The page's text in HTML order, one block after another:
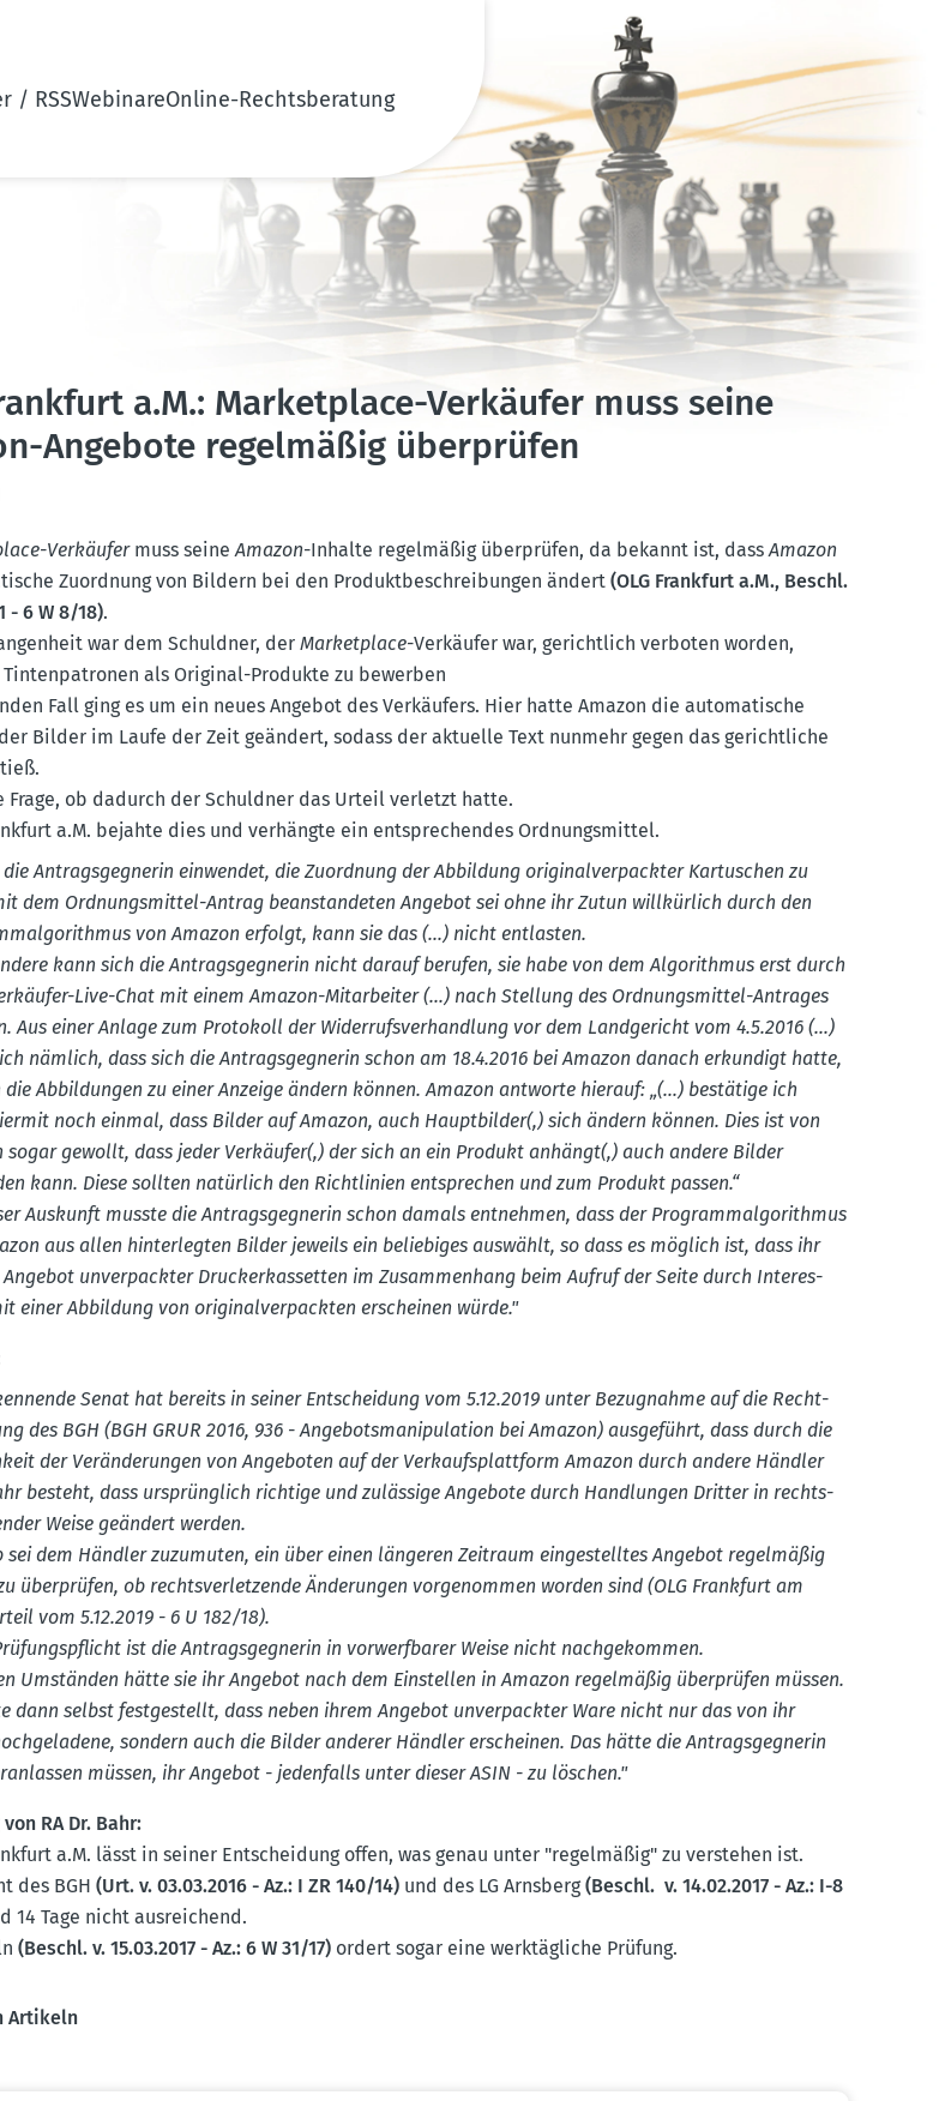
/ RSSWebinareOnline-Rechtsberatung
a.M.: Market­place-Verkäufer muss seine
Angebote regel­mäßig überprüfen
Verkäufermuss seineAmazon-Inhalte regel­mäßig überprüfen, da bekannt ist, dassAmazon
Zuordnung von Bildern bei den Produkt­be­schrei­bungen ändert(OLG Frankfurt a.M., Beschl.
- 6 W 8/18).
war dem Schuldner, derMarket­place-Verkäufer war, gerichtlich verboten worden,
als Original-Produkte zu bewerben
Fall ging es um ein neues Angebot des Verkäufers. Hier hatte Amazon die automa­tische
Bilder im Laufe der Zeit geändert, sodass der aktuelle Text nunmehr gegen das gericht­liche
Frage, ob dadurch der Schuldner das Urteil verletzt hatte.
a.M. bejahte dies und verhängte ein entspre­chendes Ordnungs­mittel.
die Antrags­geg­nerin einwendet, die Zuordnung der Abbildung origi­nal­ver­packter Kartu­schen zu
dem Ordnungs­mittel-Antrag beanstan­deten Angebot sei ohne ihr Zutun willkürlich durch den
von Amazon erfolgt, kann sie das (...) nicht entlasten.
kann sich die Antrags­geg­nerin nicht darauf berufen, sie habe von dem Algorithmus erst durch
Live-Chat mit einem Amazon-Mitar­beiter (...) nach Stellung des Ordnungs­mittel-Antrages
Aus einer Anlage zum Protokoll der Wider­rufs­ver­handlung vor dem Landge­richt vom 4.5.2016 (...)
nämlich, dass sich die Antrags­geg­nerin schon am 18.4.2016 bei Amazon danach erkundigt hatte,
die Abbil­dungen zu einer Anzeige ändern können. Amazon antworte hierauf: „(...) bestätige ich
noch einmal, dass Bilder auf Amazon, auch Haupt­bilder(,) sich ändern können. Dies ist von
sogar gewollt, dass jeder Verkäufer(,) der sich an ein Produkt anhängt(,) auch andere Bilder
kann. Diese sollten natürlich den Richt­linien entsprechen und zum Produkt passen.“
Auskunft musste die Antrags­geg­nerin schon damals entnehmen, dass der Program­m­al­go­rithmus
aus allen hinter­legten Bilder jeweils ein belie­biges auswählt, so dass es möglich ist, dass ihr
Angebot unver­packter Drucker­kas­setten im Zusam­menhang beim Aufruf der Seite durch Inter­es­
einer Abbildung von origi­nal­ver­packten erscheinen würde."
Senat hat bereits in seiner Entscheidung vom 5.12.2019 unter Bezug­nahme auf die Recht­
des BGH (BGH GRUR 2016, 936 - Angebots­ma­ni­pu­lation bei Amazon) ausge­führt, dass durch die
der Verän­de­rungen von Angeboten auf der Verkaufs­plattform Amazon durch andere Händler
besteht, dass ursprünglich richtige und zulässige Angebote durch Handlungen Dritter in rechts­
Weise geändert werden.
sei dem Händler zuzumuten, ein über einen längeren Zeitraum einge­stelltes Angebot regel­mäßig
überprüfen, ob rechts­ver­let­zende Änderungen vorge­nommen worden sind (OLG Frankfurt am
vom 5.12.2019 - 6 U 182/18).
ist die Antrags­geg­nerin in vorwerf­barer Weise nicht nachge­kommen.
Umständen hätte sie ihr Angebot nach dem Einstellen in Amazon regel­mäßig überprüfen müssen.
dann selbst festge­stellt, dass neben ihrem Angebot unver­packter Ware nicht nur das von ihr
sondern auch die Bilder anderer Händler erscheinen. Das hätte die Antrags­geg­nerin
müssen, ihr Angebot - jeden­falls unter dieser ASIN - zu löschen."
RA Dr. Bahr:
a.M. lässt in seiner Entscheidung offen, was genau unter "regel­mäßig" zu verstehen ist.
des BGH(Urt. v. 03.03.2016 - Az.: I ZR 140/14) und des LG Arnsberg(Beschl. v. 14.02.2017 - Az.: I-8
14 Tage nicht ausrei­chend.
(Beschl. v. 15.03.2017 - Az.: 6 W 31/17) ordert sogar eine werktäg­liche Prüfung.
Artikeln